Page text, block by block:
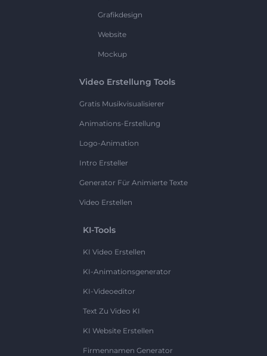
Grafikdesign
Website
Mockup
Video Erstellung Tools
Gratis Musikvisualisierer
Animations-Erstellung
Logo-Animation
Intro Ersteller
Generator Für Animierte Texte
Video Erstellen
KI-Tools
KI Video Erstellen
KI-Animationsgenerator
KI-Videoeditor
Text Zu Video KI
KI Website Erstellen
Firmennamen Generator